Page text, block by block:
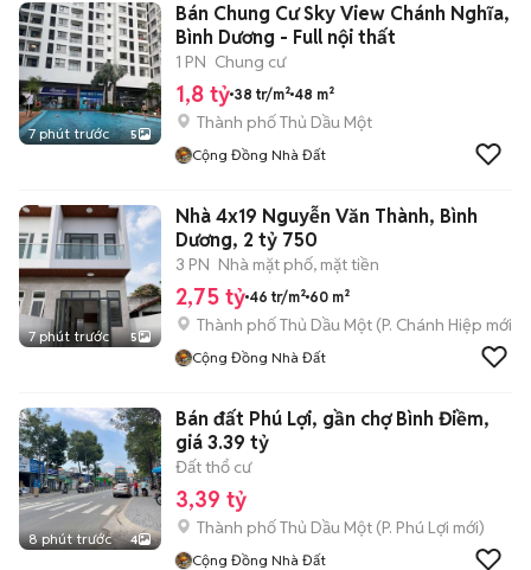
7 phút trước 5
Bán Chung Cư Sky View Chánh Nghĩa,
Bình Dương - Full nội thất
1 PN Chung cư
1,8 tỷ 38 tr/m² 48 m²
Thành phố Thủ Dầu Một
Cộng Đồng Nhà Đất
7 phút trước 5
Nhà 4x19 Nguyễn Văn Thành, Bình
Dương, 2 tỷ 750
3 PN Nhà mặt phố, mặt tiền
2,75 tỷ 46 tr/m² 60 m²
Thành phố Thủ Dầu Một (P. Chánh Hiệp mới)
Cộng Đồng Nhà Đất
8 phút trước 4
Bán đất Phú Lợi, gần chợ Bình Điềm,
giá 3.39 tỷ
Đất thổ cư
3,39 tỷ
Thành phố Thủ Dầu Một (P. Phú Lợi mới)
Cộng Đồng Nhà Đất